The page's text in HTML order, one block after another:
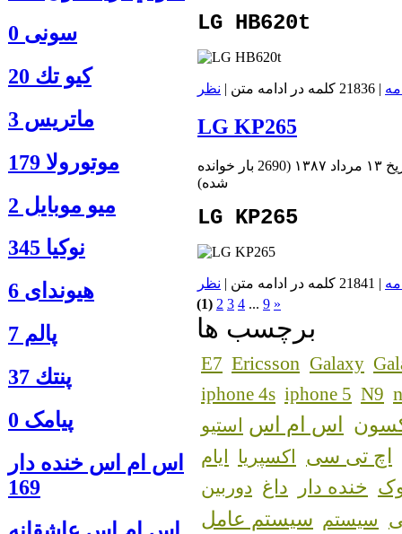
سونی 0
كيو تك 20
ماتريس 3
موتورولا 179
ميو موبايل 2
نوكيا 345
هیوندای 6
پالم 7
پنتك 37
پیامک 0
اس ام اس خنده دار
169
LG HB620t
| 21836 کلمه در ادامه متن | نظر
LG KP265
۱۳۸۷ (
2690 بار خوانده
شده)
LG KP265
| 21841 کلمه در ادامه متن |
نظر
(1) 2 3 4 ... 9 »
برچسب ها
E7 Ericsson Galaxy
iphone 4s iphone 5 N9
اس ام اس استیو
اچ تی سی اکسپریا ایام
خنده دار داغ دوربین
سیستم سیستم عامل